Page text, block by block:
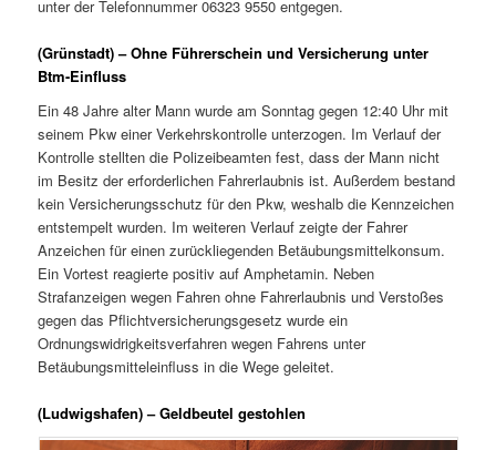
unter der Telefonnummer 06323 9550 entgegen.
(Grünstadt) – Ohne Führerschein und Versicherung unter
Btm-Einfluss
Ein 48 Jahre alter Mann wurde am Sonntag gegen 12:40 Uhr mit
seinem Pkw einer Verkehrskontrolle unterzogen. Im Verlauf der
Kontrolle stellten die Polizeibeamten fest, dass der Mann nicht
im Besitz der erforderlichen Fahrerlaubnis ist. Außerdem bestand
kein Versicherungsschutz für den Pkw, weshalb die Kennzeichen
entstempelt wurden. Im weiteren Verlauf zeigte der Fahrer
Anzeichen für einen zurückliegenden Betäubungsmittelkonsum.
Ein Vortest reagierte positiv auf Amphetamin. Neben
Strafanzeigen wegen Fahren ohne Fahrerlaubnis und Verstoßes
gegen das Pflichtversicherungsgesetz wurde ein
Ordnungswidrigkeitsverfahren wegen Fahrens unter
Betäubungsmitteleinfluss in die Wege geleitet.
(Ludwigshafen) – Geldbeutel gestohlen